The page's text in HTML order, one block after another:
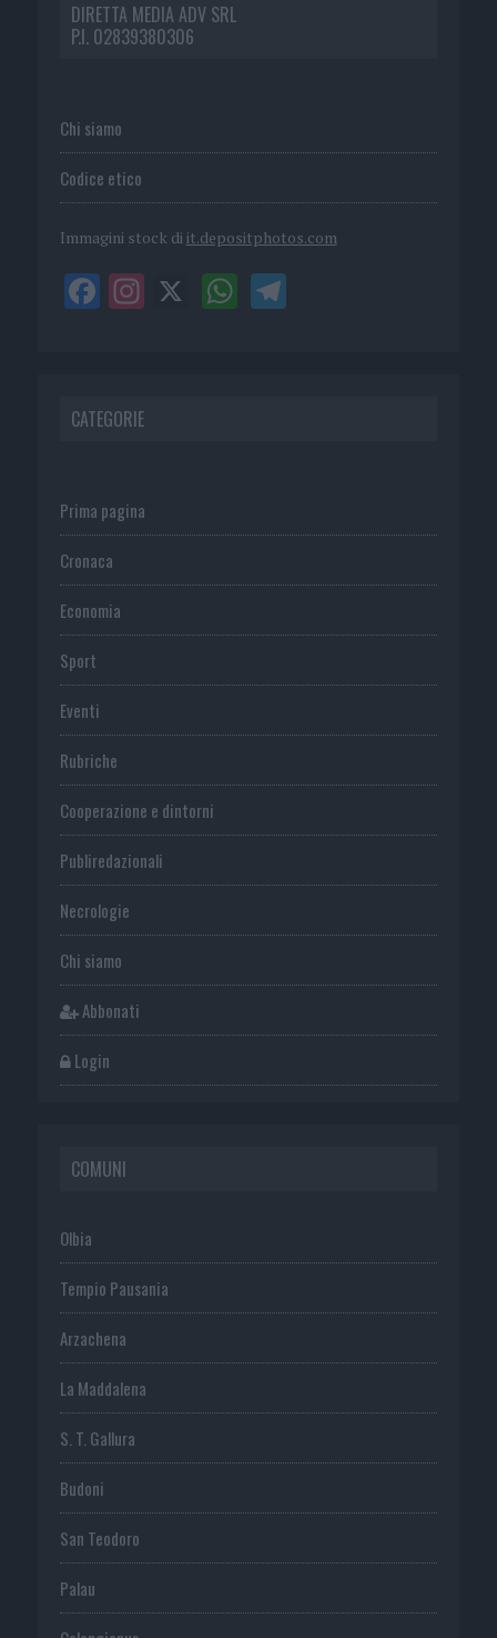
DIRETTA MEDIA ADV SRL
P.I. 02839380306
Chi siamo
Codice etico
Immagini stock di it.depositphotos.com
CATEGORIE
Prima pagina
Cronaca
Economia
Sport
Eventi
Rubriche
Cooperazione e dintorni
Publiredazionali
Necrologie
Chi siamo
Abbonati
Login
COMUNI
Olbia
Tempio Pausania
Arzachena
La Maddalena
S. T. Gallura
Budoni
San Teodoro
Palau